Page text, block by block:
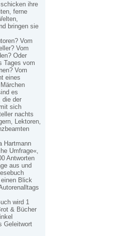
ihre
ferne
bringen sie
Vom
Vom
Oder
Tages vom
Vom
eines
es
die der
sich
nachts
Lektoren,
Hartmann
Umfrage«,
Antworten
aus und
Blick
wird 1
& Bücher
Geleitwort